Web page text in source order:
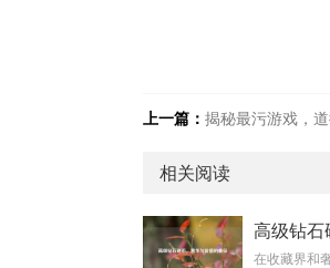
上一篇： 揭秘最污游戏，
相关阅读
高级钻石
在收藏界和